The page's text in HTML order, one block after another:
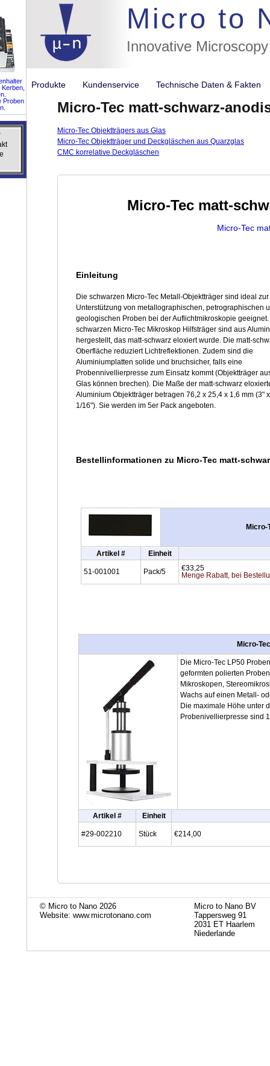
Proben
Micro to
Innovative
//flags
Produkte Kundenservice Technische Daten & Fakten
Micro-Tec matt-schwarz-
Micro-Tec Objektträgers aus Glas
Micro-Tec Objektträger und Deckgläschen aus Quarzglas
CMC korrelative Deckgläschen
Micro-Tec matt-
Micro-Tec
Einleitung
Die schwarzen Micro-Tec Metall-Objektträger sind ideal zur
Unterstützung von metallographischen, petrographischen
geologischen Proben bei der Auflichtmikroskopie
schwarzen Micro-Tec Mikroskop Hilfsträger sind aus
hergestellt, das matt-schwarz eloxiert wurde. Die matt-
Oberfläche reduziert Lichtreflektionen. Zudem sind die
Aluminiumplatten solide und bruchsicher, falls eine
Probennivellierpresse zum Einsatz kommt (Objektträger
Glas können brechen). Die Maße der matt-schwarz
Aluminium Objektträger betragen 76,2 x 25,4 x 1,6 mm (3"
1/16"). Sie werden im 5er Pack angeboten.
Bestellinformationen zu Micro-Tec matt-
Micro-
Artikel # Einheit
51-001001 Pack/5
€33,25
Menge Rabatt, bei
Micro-
Die Micro-Tec LP50
geformten polierten
Mikroskopen,
Wachs auf einen Metall-
Die maximale Höhe unter
Probenivellierpresse sind
Artikel # Einheit
#29-002210 Stück €214,00
© Micro to Nano 2026
Website: www.microtonano.com
Micro to Nano BV
Tappersweg 91
2031 ET Haarlem
Niederlande